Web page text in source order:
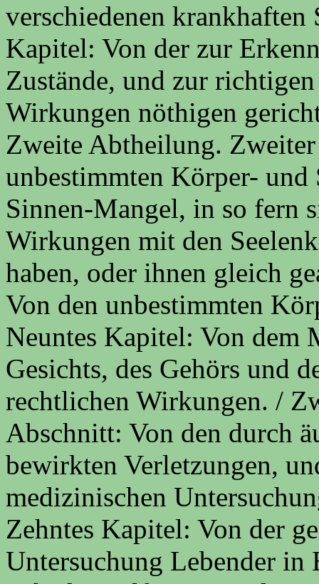
verschiedenen krankhaften
Kapitel: Von der zur
Zustände, und zur
Wirkungen nöthigen
Zweite Abtheilung.
unbestimmten Körper- und
Sinnen-Mangel, in so fern
Wirkungen mit den
haben, oder ihnen gleich
Von den unbestimmten
Neuntes Kapitel: Von dem
Gesichts, des Gehörs und
rechtlichen Wirkungen. /
Abschnitt: Von den durch
bewirkten Verletzungen,
medizinischen
Zehntes Kapitel: Von der
Untersuchung Lebender in